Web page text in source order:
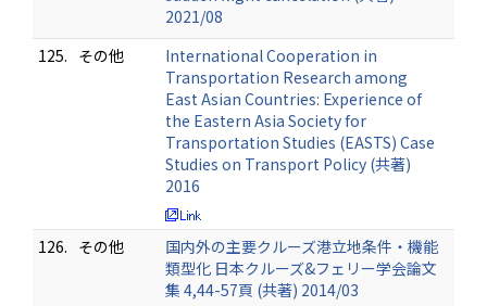
2021/08
125. その他
International Cooperation in
Transportation Research among
East Asian Countries: Experience of
the Eastern Asia Society for
Transportation Studies (EASTS) Case
Studies on Transport Policy (共著)
2016
126. その他
国内外の主要クルーズ港立地条件・機能
類型化 日本クルーズ&フェリー学会論文
集 4,44-57頁 (共著) 2014/03